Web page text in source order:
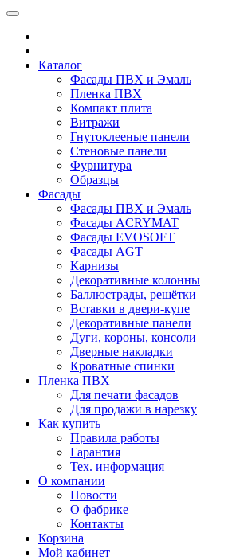
Каталог
Фасады ПВХ и Эмаль
Пленка ПВХ
Компакт плита
Витражи
Гнутоклееные панели
Стеновые панели
Фурнитура
Образцы
Фасады
Фасады ПВХ и Эмаль
Фасады ACRYMAT
Фасады EVOSOFT
Фасады AGT
Карнизы
Декоративные колонны
Баллюстрады, решётки
Вставки в двери-купе
Декоративные панели
Дуги, короны, консоли
Дверные накладки
Кроватные спинки
Пленка ПВХ
Для печати фасадов
Для продажи в нарезку
Как купить
Правила работы
Гарантия
Тех. информация
О компании
Новости
О фабрике
Контакты
Корзина
Мой кабинет